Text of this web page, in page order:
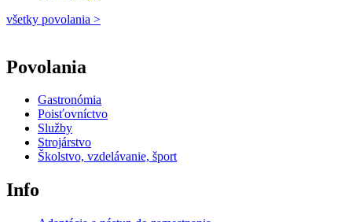
všetky povolania >
Povolania
Gastronómia
Poisťovníctvo
Služby
Strojárstvo
Školstvo, vzdelávanie, šport
Info